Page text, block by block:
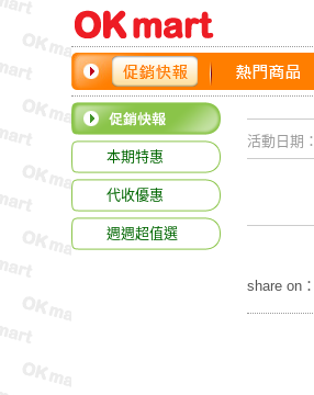
本期特惠
代收優惠
週週超值選
活動日期：
share on：